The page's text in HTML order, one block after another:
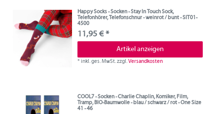
Happy Socks - Socken - Stay In Touch Sock,
Telefonhörer, Telefonschnur - weinrot / bunt - SIT01-
4500
11,95 € *
Artikel anzeigen
*inkl. ges. MwSt.zzgl.Versandkosten
COOL7 - Socken - Charlie Chaplin, Komiker, Film,
Tramp, BIO-Baumwolle - blau / schwarz / rot - One Size
41 - 46